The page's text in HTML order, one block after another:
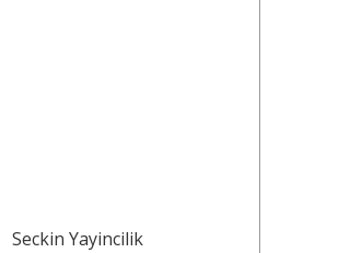
Seckin Yayincilik